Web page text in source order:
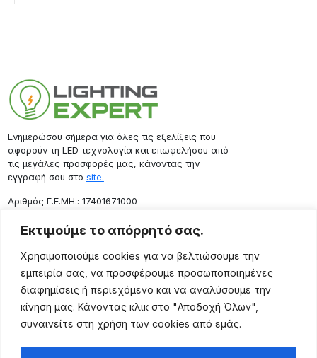
Εκτιμούμε το απόρρητό σας.
Χρησιμοποιούμε cookies για να βελτιώσουμε την
εμπειρία σας, να προσφέρουμε προσωποποιημένες
διαφημίσεις ή περιεχόμενο και να αναλύσουμε την
κίνηση μας. Κάνοντας κλικ στο "Αποδοχή Όλων",
συναινείτε στη χρήση των cookies από εμάς.
Ενημερώσου σήμερα για όλες τις εξελίξεις που
αφορούν τη LED τεχνολογία και επωφελήσου από
τις μεγάλες προσφορές μας, κάνοντας την
εγγραφή σου στο site.
Aριθμός Γ.Ε.ΜΗ.: 17401671000
Επικοινωνία
Ρόδου 133, Αθήνα 10443
(+30) 211 725 5427
sales@lightingexpert.gr
Χρήσιμες Σελίδες